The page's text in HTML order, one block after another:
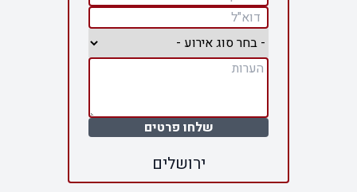
שלחו פרטים
ירושלים